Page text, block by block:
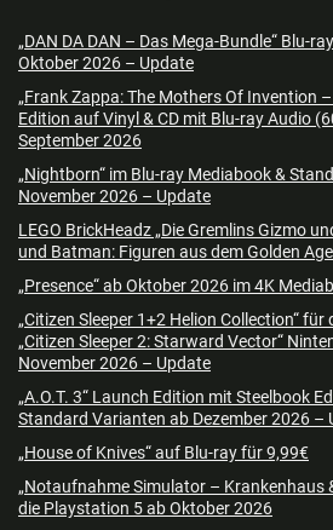
„DAN DA DAN – Das Mega-Bundle“ Blu-
Oktober 2026 – Update
„Frank Zappa: The Mothers Of Invention
Edition auf Vinyl & CD mit Blu-ray Audio
September 2026
„Nightborn“ im Blu-ray Mediabook &
November 2026 – Update
LEGO BrickHeadz „Die Gremlins Gizmo
und Batman: Figuren aus dem Golden
„Presence“ ab Oktober 2026 im 4K
„Citizen Sleeper 1+2 Helion Collection“
„Citizen Sleeper 2: Starward Vector“
November 2026 – Update
„A.O.T. 3“ Launch Edition mit Steelbook
Standard Varianten ab Dezember 2026 –
„House of Knives“ auf Blu-ray für 9,99€
„Notaufnahme Simulator – Krankenhaus
die Playstation 5 ab Oktober 2026